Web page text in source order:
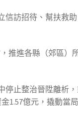
訪招待、幫扶救助
推進各縣（郊區）
停止整治晉陞離析
1.57億元，撬動當